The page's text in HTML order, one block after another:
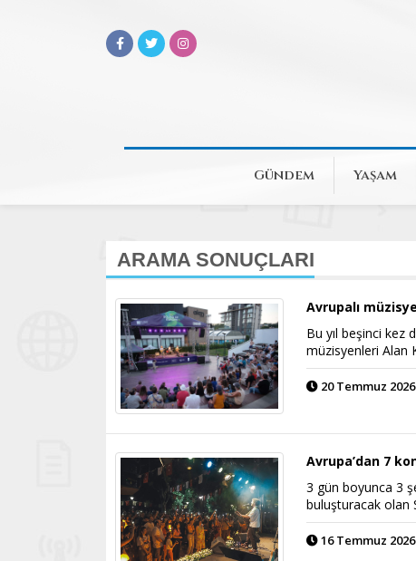
Gündem Yaşam
ARAMA SONUÇLARI
Avrupalı
Bu yıl beşinci kez
müzisyenleri Alan
20 Temmuz
Avrupa’dan 7
3 gün boyunca 3
buluşturacak olan
16 Temmuz